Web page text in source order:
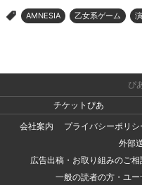
> AMNESIA 乙女系ゲーム
ぴ
チケットぴあ
会社案内
プライバシーポリシ
外部
広告出稿・お取り組みのご
一般の読者の方・ユ